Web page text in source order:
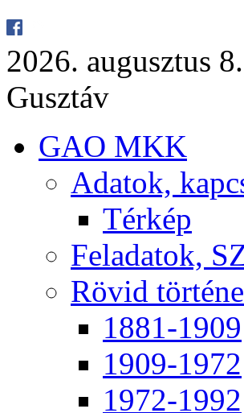
2026. au­gusz­tus
Gusz­táv
GAO MKK
Ada­tok,
Tér­kép
Fel­ada­tok,
Rö­vid
1881-1909
1909-1972
1972-1992